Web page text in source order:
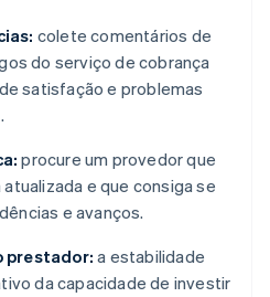
colete comentários de
do serviço de cobrança
satisfação e problemas
procure um provedor que
e que consiga se
e avanços.
prestador: a estabilidade
da capacidade de investir